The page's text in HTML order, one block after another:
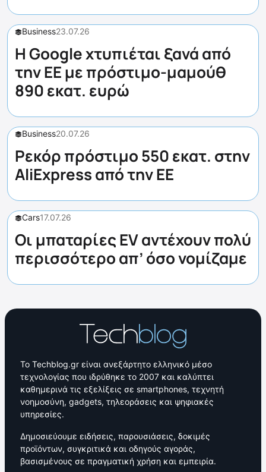
Business23.07.26
Η Google χτυπιέται ξανά από
την ΕΕ με πρόστιμο-μαμούθ
890 εκατ. ευρώ
Business20.07.26
Ρεκόρ πρόστιμο 550 εκατ. στην
AliExpress από την ΕΕ
Cars17.07.26
Οι μπαταρίες EV αντέχουν πολύ
περισσότερο απ’ όσο νομίζαμε
Το Techblog.gr είναι ανεξάρτητο ελληνικό μέσο
τεχνολογίας που ιδρύθηκε το 2007 και καλύπτει
καθημερινά τις εξελίξεις σε smartphones, τεχνητή
νοημοσύνη, gadgets, τηλεοράσεις και ψηφιακές
υπηρεσίες.
Δημοσιεύουμε ειδήσεις, παρουσιάσεις, δοκιμές
προϊόντων, συγκριτικά και οδηγούς αγοράς,
βασισμένους σε πραγματική χρήση και εμπειρία.